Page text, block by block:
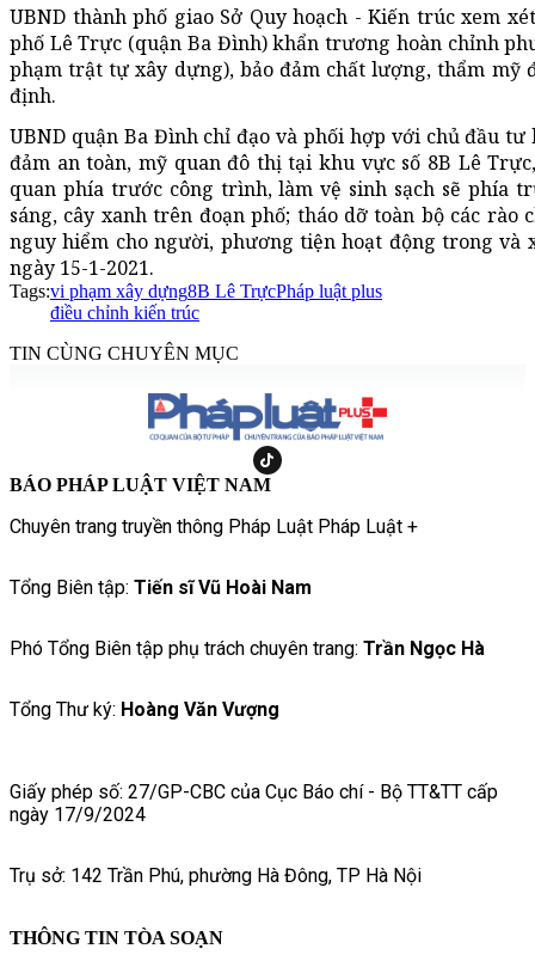
UBND thành phố giao Sở Quy hoạch - Kiến trúc xem
phố Lê Trực (quận Ba Đình) khẩn trương hoàn chỉnh
phạm trật tự xây dựng), bảo đảm chất lượng, thẩm mỹ
định.
UBND quận Ba Đình chỉ đạo và phối hợp với chủ đầu
đảm an toàn, mỹ quan đô thị tại khu vực số 8B Lê
quan phía trước công trình, làm vệ sinh sạch sẽ phía
sáng, cây xanh trên đoạn phố; tháo dỡ toàn bộ các rào
nguy hiểm cho người, phương tiện hoạt động trong
ngày 15-1-2021.
Tags:vi phạm xây dựng8B Lê TrựcPháp luật plus
điều chỉnh kiến trúc
TIN CÙNG CHUYÊN MỤC
BÁO PHÁP LUẬT VIỆT NAM
Chuyên trang truyền thông Pháp Luật Pháp Luật +
Tổng Biên tập: Tiến sĩ Vũ Hoài Nam
Phó Tổng Biên tập phụ trách chuyên trang: Trần Ngọc Hà
Tổng Thư ký: Hoàng Văn Vượng
Giấy phép số: 27/GP-CBC của Cục Báo chí - Bộ TT&TT cấp
ngày 17/9/2024
Trụ sở: 142 Trần Phú, phường Hà Đông, TP Hà Nội
THÔNG TIN TÒA SOẠN